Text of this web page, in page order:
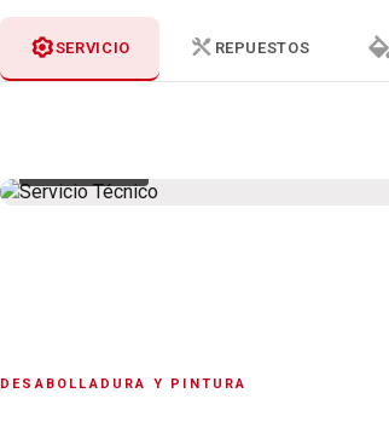
SERVICIO REPUESTOS
DESABOLLADURA Y PINTURA